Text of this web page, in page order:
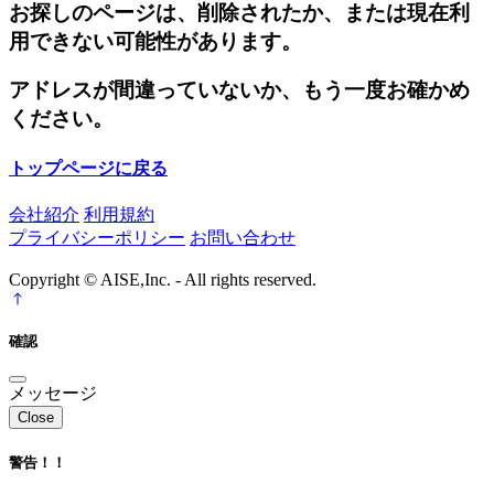
お探しのページは、削除されたか、または現在利
用できない可能性があります。
アドレスが間違っていないか、もう一度お確かめ
ください。
トップページに戻る
会社紹介 利用規約
プライバシーポリシー お問い合わせ
Copyright © AISE,Inc. - All rights reserved.
確認
メッセージ
Close
警告！！